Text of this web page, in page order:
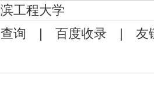
工程大学
询 | 百度收录 | 友